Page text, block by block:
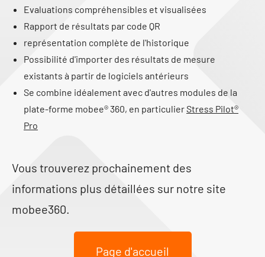
Evaluations compréhensibles et visualisées
Rapport de résultats par code QR
représentation complète de l'historique
Possibilité d'importer des résultats de mesure
existants à partir de logiciels antérieurs
Se combine idéalement avec d'autres modules de la
plate-forme mobee® 360, en particulierStress Pilot®
Pro
Vous trouverez prochainement des
informations plus détaillées sur notre site
mobee360.
Page d'accueil